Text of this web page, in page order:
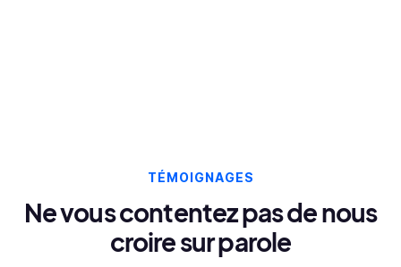
TÉMOIGNAGES
Ne vous contentez pas de nous
croire sur parole